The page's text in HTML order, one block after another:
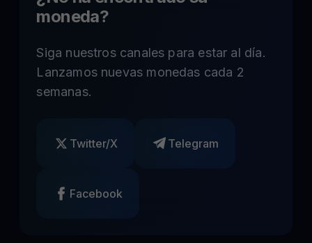
moneda?
Siga nuestros canales para estar al día.
Lanzamos nuevas monedas cada 2
semanas.
Twitter/X Telegram
Facebook